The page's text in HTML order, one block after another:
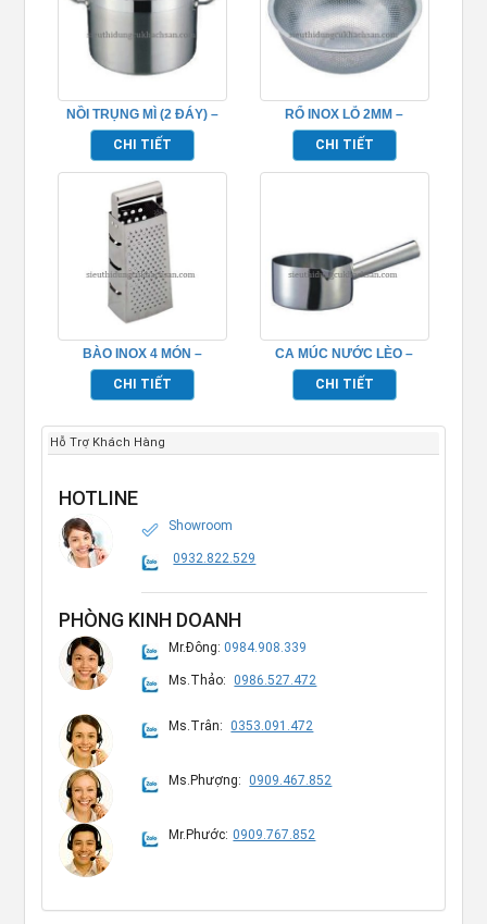
NỒI TRỤNG MÌ (2 ĐÁY) –
TP696036
CHI TIẾT
RỔ INOX LỖ 2MM –
TP696051
CHI TIẾT
BÀO INOX 4 MÓN –
TP696107
CHI TIẾT
CA MÚC NƯỚC LÈO –
TP696087
CHI TIẾT
Hỗ Trợ Khách Hàng
HOTLINE
Showroom
0932.822.529
PHÒNG KINH DOANH
Mr.Đông:0984.908.339
Ms.Thảo: 0986.527.472
Ms.Trân: 0353.091.472
Ms.Phượng: 0909.467.852
Mr.Phước: 0909.767.852